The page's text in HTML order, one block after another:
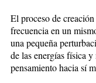
El proceso de
frecuencia en un
una pequeña
de las energías física
pensamiento hacia sí